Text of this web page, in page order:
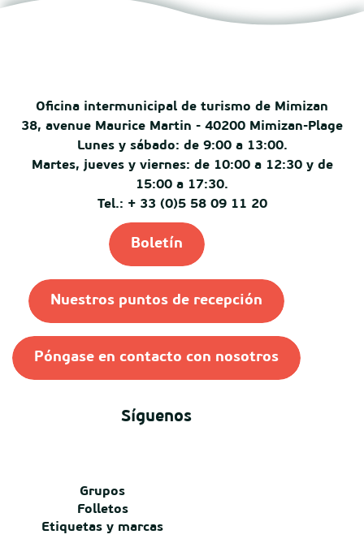
Oficina intermunicipal de turismo de Mimizan
38, avenue Maurice Martin - 40200 Mimizan-Plage
Lunes y sábado: de 9:00 a 13:00.
Martes, jueves y viernes: de 10:00 a 12:30 y de
15:00 a 17:30.
Tel.: + 33 (0)5 58 09 11 20
Boletín
Nuestros puntos de recepción
Póngase en contacto con nosotros
Síguenos
Grupos
Folletos
Etiquetas y marcas